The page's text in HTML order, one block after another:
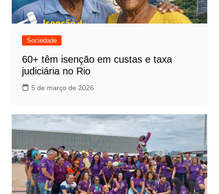
Sociedade
60+ têm isenção em custas e taxa
judiciária no Rio
5 de março de 2026